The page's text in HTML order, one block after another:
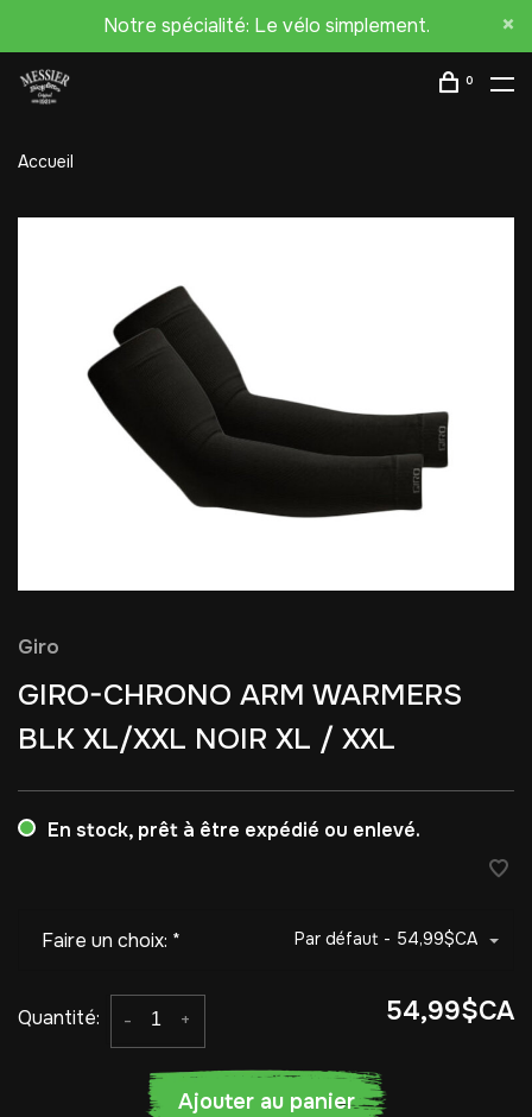
Notre spécialité: Le vélo simplement.
0
Accueil
Giro
GIRO-CHRONO ARM WARMERS
BLK XL/XXL NOIR XL / XXL
En stock, prêt à être expédié ou enlevé.
Faire un choix: * Par défaut - 54,99$CA
Quantité: +
- 54,99$CA
Ajouter au panier